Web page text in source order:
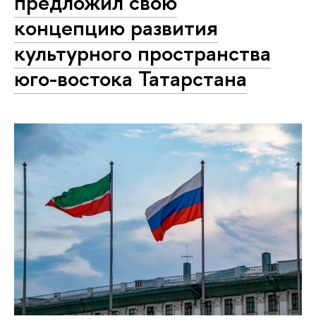
концепцию развития
культурного пространства
юго-востока Татарстана